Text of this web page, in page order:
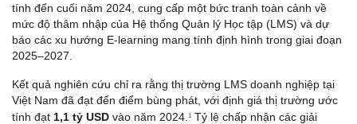
tính đến cuối năm 2024, cung cấp một bức tranh toàn cảnh về
mức độ thâm nhập của Hệ thống Quản lý Học tập (LMS) và dự
báo các xu hướng E-learning mang tính định hình trong giai đoạn
2025–2027.
Kết quả nghiên cứu chỉ ra rằng thị trường LMS doanh nghiệp tại
Việt Nam đã đạt đến điểm bùng phát, với định giá thị trường ước
tính đạt 1,1 tỷ USD vào năm 2024. 1 Tỷ lệ chấp nhận các giải